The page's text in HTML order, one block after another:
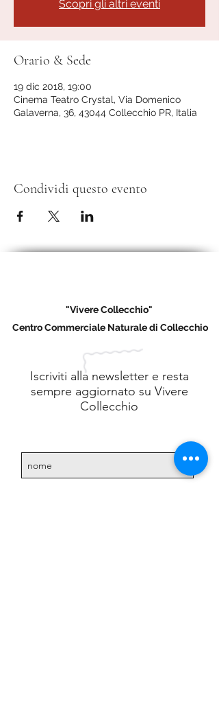
Scopri gli altri eventi
Orario & Sede
19 dic 2018, 19:00
Cinema Teatro Crystal, Via Domenico
Galaverna, 36, 43044 Collecchio PR, Italia
Condividi questo evento
"Vivere Collecchio"
Centro Commerciale Naturale di Collecchio
Iscriviti alla newsletter e resta
sempre aggiornato su Vivere
Collecchio